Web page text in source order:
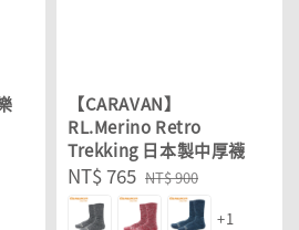
【CARAVAN】
RL.Merino Retro
Trekking 日本製中厚襪
Sale
price
NT$ 765 Regular
price
NT$ 900
+1